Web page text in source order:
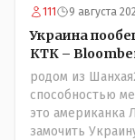
111 9 августа
Украина
КТК –
родом из
способностью
это американка
замочить